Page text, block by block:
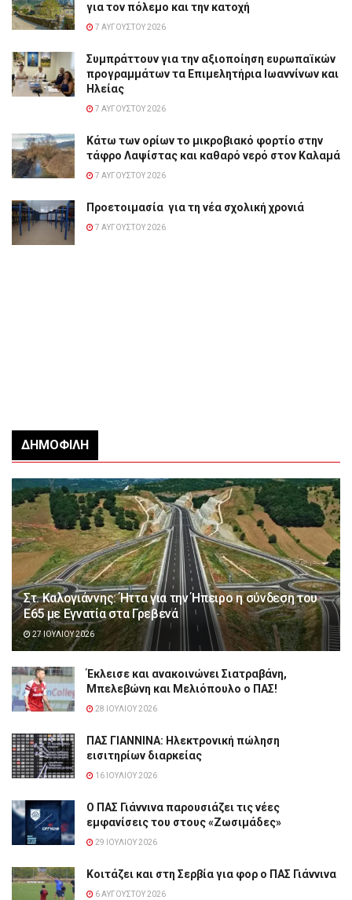
για τον πόλεμο και την κατοχή
7 ΑΥΓΟΎΣΤΟΥ 2026
Συμπράττουν για την αξιοποίηση ευρωπαϊκών
προγραμμάτων τα Επιμελητήρια Ιωαννίνων και
Ηλείας
7 ΑΥΓΟΎΣΤΟΥ 2026
Κάτω των ορίων το μικροβιακό φορτίο στην
τάφρο Λαψίστας και καθαρό νερό στον Καλαμά
7 ΑΥΓΟΎΣΤΟΥ 2026
Προετοιμασία για τη νέα σχολική χρονιά
7 ΑΥΓΟΎΣΤΟΥ 2026
ΔΗΜΟΦΙΛΉ
Στ. Καλογιάννης: Ήττα για την Ήπειρο η σύνδεση του
Ε65 με Εγνατία στα Γρεβενά
27 ΙΟΥΛΊΟΥ 2026
Έκλεισε και ανακοινώνει Σιατραβάνη,
Μπελεβώνη και Μελιόπουλο ο ΠΑΣ!
28 ΙΟΥΛΊΟΥ 2026
ΠΑΣ ΓΙΑΝΝΙΝΑ: Hλεκτρονική πώληση
εισιτηρίων διαρκείας
16 ΙΟΥΛΊΟΥ 2026
Ο ΠΑΣ Γιάννινα παρουσιάζει τις νέες
εμφανίσεις του στους «Ζωσιμάδες»
29 ΙΟΥΛΊΟΥ 2026
Κοιτάζει και στη Σερβία για φορ ο ΠΑΣ Γιάννινα
6 ΑΥΓΟΎΣΤΟΥ 2026